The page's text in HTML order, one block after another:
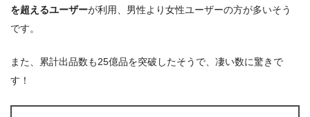
を超えるユーザーが利用、男性より女性ユーザーの方が多いそう
です。
また、累計出品数も25億品を突破したそうで、凄い数に驚きで
す！